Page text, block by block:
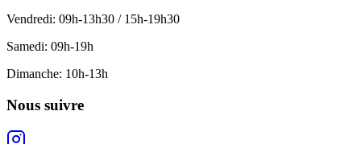
Vendredi: 09h-13h30 / 15h-19h30
Samedi: 09h-19h
Dimanche: 10h-13h
Nous suivre